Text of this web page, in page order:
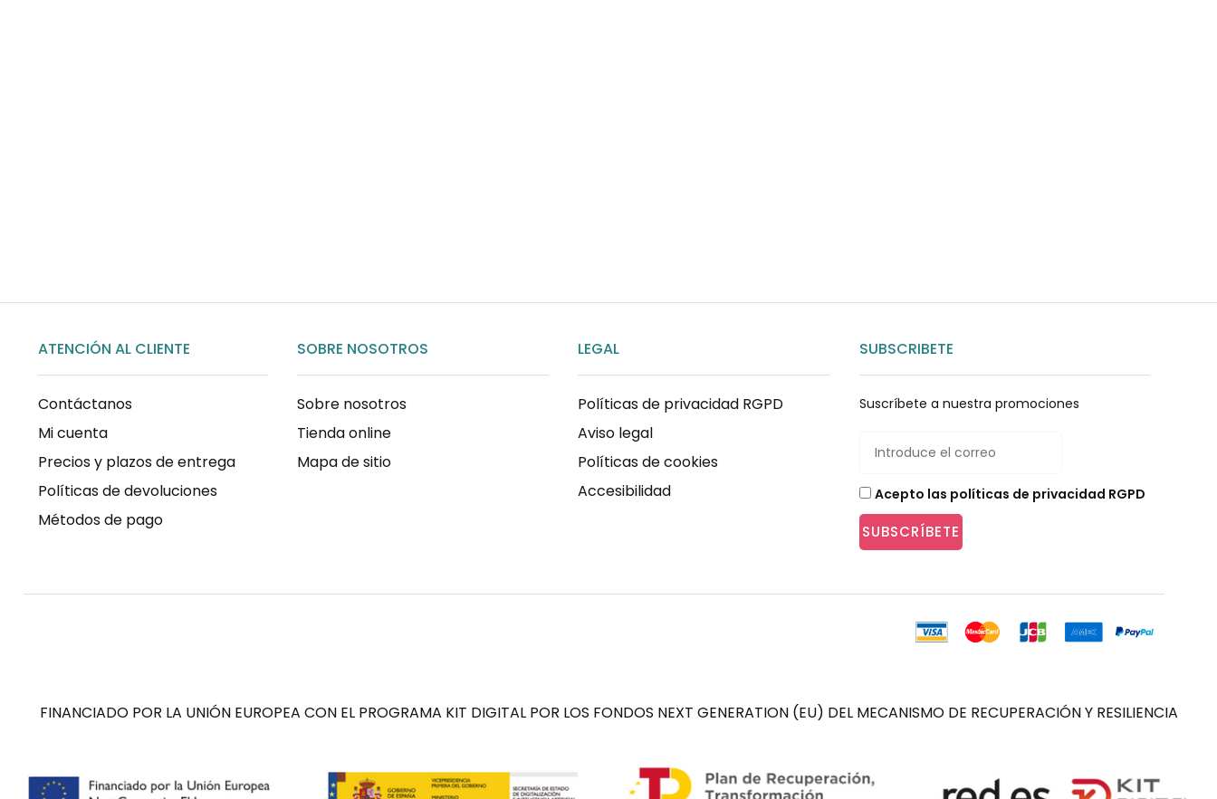
ATENCIÓN AL CLIENTE
Contáctanos
Mi cuenta
Precios y plazos de entrega
Políticas de devoluciones
Métodos de pago
SOBRE NOSOTROS
Sobre nosotros
Tienda online
Mapa de sitio
LEGAL
Políticas de privacidad RGPD
Aviso legal
Políticas de cookies
Accesibilidad
SUBSCRIBETE
Suscríbete a nuestra promociones
Acepto las políticas de privacidad RGPD
SUBSCRÍBETE
FINANCIADO POR LA UNIÓN EUROPEA CON EL PROGRAMA KIT DIGITAL POR LOS FONDOS NEXT GENERATION (EU) DEL MECANISMO DE RECUPERACIÓN Y RESILIENCIA